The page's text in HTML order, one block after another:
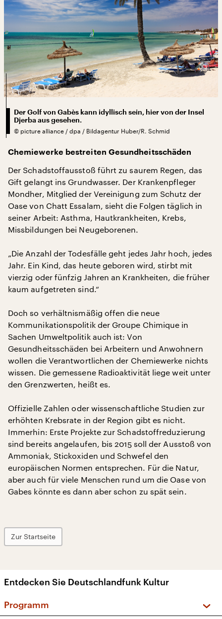
Der Golf von Gabès kann idyllisch sein, hier von der Insel
Djerba aus gesehen.
© picture alliance / dpa / Bildagentur Huber/R. Schmid
Chemiewerke bestreiten Gesundheitsschäden
Der Schadstoffausstoß führt zu saurem Regen, das
Gift gelangt ins Grundwasser. Der Krankenpfleger
Mondher, Mitglied der Vereinigung zum Schutz der
Oase von Chatt Essalam, sieht die Folgen täglich in
seiner Arbeit: Asthma, Hautkrankheiten, Krebs,
Missbildungen bei Neugeborenen.
„Die Anzahl der Todesfälle geht jedes Jahr hoch, jedes
Jahr. Ein Kind, das heute geboren wird, stirbt mit
vierzig oder fünfzig Jahren an Krankheiten, die früher
kaum aufgetreten sind.“
Doch so verhältnismäßig offen die neue
Kommunikationspolitik der Groupe Chimique in
Sachen Umweltpolitik auch ist: Von
Gesundheitsschäden bei Arbeitern und Anwohnern
wollen die Verantwortlichen der Chemiewerke nichts
wissen. Die gemessene Radioaktivität liege weit unter
den Grenzwerten, heißt es.
Offizielle Zahlen oder wissenschaftliche Studien zur
erhöhten Krebsrate in der Region gibt es nicht.
Immerhin: Erste Projekte zur Schadstoffreduzierung
sind bereits angelaufen, bis 2015 soll der Ausstoß von
Ammoniak, Stickoxiden und Schwefel den
europäischen Normen entsprechen. Für die Natur,
aber auch für viele Menschen rund um die Oase von
Gabes könnte es dann aber schon zu spät sein.
Zur Startseite
Entdecken Sie Deutschlandfunk Kultur
Programm